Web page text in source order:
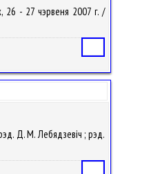
26 - 27 чэрвеня 2007 г. /
Д. М. Лебядзевіч ; рэд.